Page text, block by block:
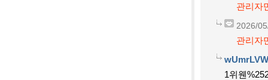
관리자
2026/
관리자
1위웬